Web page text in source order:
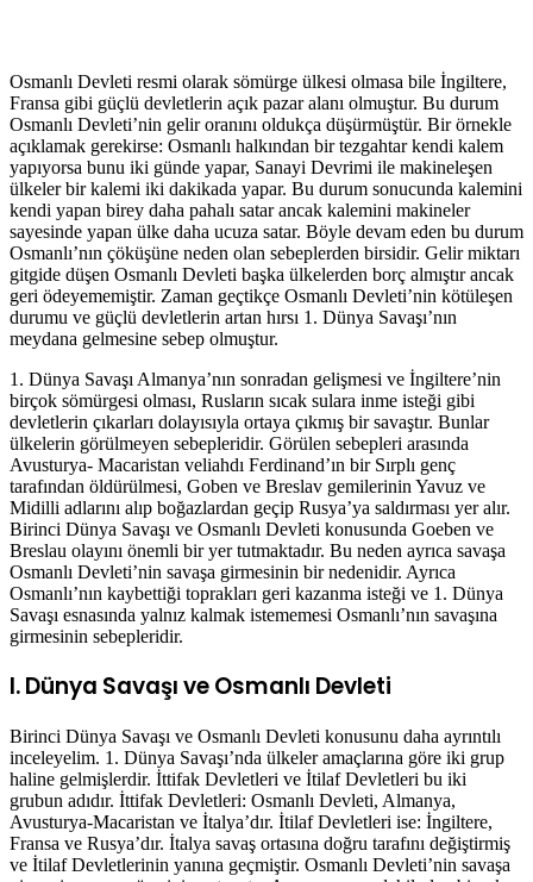
Osmanlı Devleti resmi olarak sömürge ülkesi olmasa bile İngiltere,
Fransa gibi güçlü devletlerin açık pazar alanı olmuştur. Bu durum
Osmanlı Devleti’nin gelir oranını oldukça düşürmüştür. Bir örnekle
açıklamak gerekirse: Osmanlı halkından bir tezgahtar kendi kalem
yapıyorsa bunu iki günde yapar, Sanayi Devrimi ile makineleşen
ülkeler bir kalemi iki dakikada yapar. Bu durum sonucunda kalemini
kendi yapan birey daha pahalı satar ancak kalemini makineler
sayesinde yapan ülke daha ucuza satar. Böyle devam eden bu durum
Osmanlı’nın çöküşüne neden olan sebeplerden birsidir. Gelir miktarı
gitgide düşen Osmanlı Devleti başka ülkelerden borç almıştır ancak
geri ödeyememiştir. Zaman geçtikçe Osmanlı Devleti’nin kötüleşen
durumu ve güçlü devletlerin artan hırsı 1. Dünya Savaşı’nın
meydana gelmesine sebep olmuştur.
1. Dünya Savaşı Almanya’nın sonradan gelişmesi ve İngiltere’nin
birçok sömürgesi olması, Rusların sıcak sulara inme isteği gibi
devletlerin çıkarları dolayısıyla ortaya çıkmış bir savaştır. Bunlar
ülkelerin görülmeyen sebepleridir. Görülen sebepleri arasında
Avusturya- Macaristan veliahdı Ferdinand’ın bir Sırplı genç
tarafından öldürülmesi, Goben ve Breslav gemilerinin Yavuz ve
Midilli adlarını alıp boğazlardan geçip Rusya’ya saldırması yer alır.
Birinci Dünya Savaşı ve Osmanlı Devleti konusunda Goeben ve
Breslau olayını önemli bir yer tutmaktadır. Bu neden ayrıca savaşa
Osmanlı Devleti’nin savaşa girmesinin bir nedenidir. Ayrıca
Osmanlı’nın kaybettiği toprakları geri kazanma isteği ve 1. Dünya
Savaşı esnasında yalnız kalmak istememesi Osmanlı’nın savaşına
girmesinin sebepleridir.
I. Dünya Savaşı ve Osmanlı Devleti
Birinci Dünya Savaşı ve Osmanlı Devleti konusunu daha ayrıntılı
inceleyelim. 1. Dünya Savaşı’nda ülkeler amaçlarına göre iki grup
haline gelmişlerdir. İttifak Devletleri ve İtilaf Devletleri bu iki
grubun adıdır. İttifak Devletleri: Osmanlı Devleti, Almanya,
Avusturya-Macaristan ve İtalya’dır. İtilaf Devletleri ise: İngiltere,
Fransa ve Rusya’dır. İtalya savaş ortasına doğru tarafını değiştirmiş
ve İtilaf Devletlerinin yanına geçmiştir. Osmanlı Devleti’nin savaşa